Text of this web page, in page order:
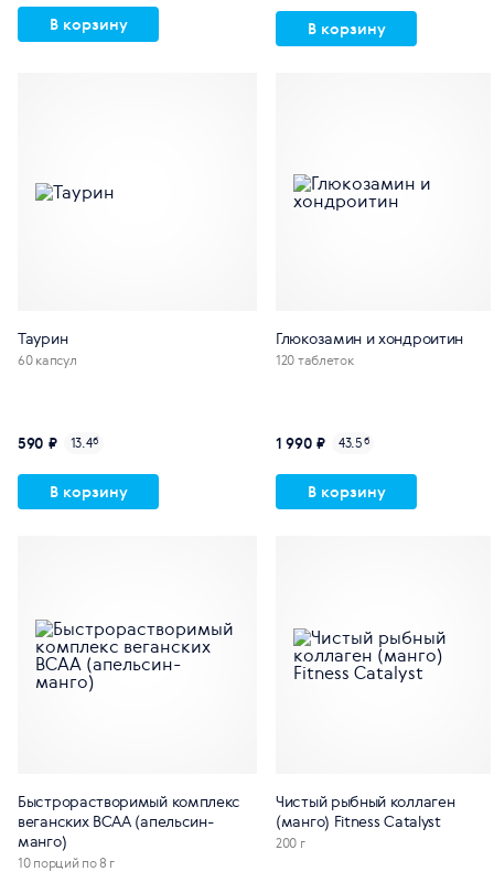
В корзину В корзину
Таурин
60 капсул
590 ₽ 13.4б
В корзину
Глюкозамин и хондроитин
120 таблеток
1 990 ₽ 43.5б
В корзину
Быстрорастворимый комплекс
веганских BCAA (апельсин-
манго)
10 порций по 8 г
Чистый рыбный коллаген
(манго) Fitness Catalyst
200 г